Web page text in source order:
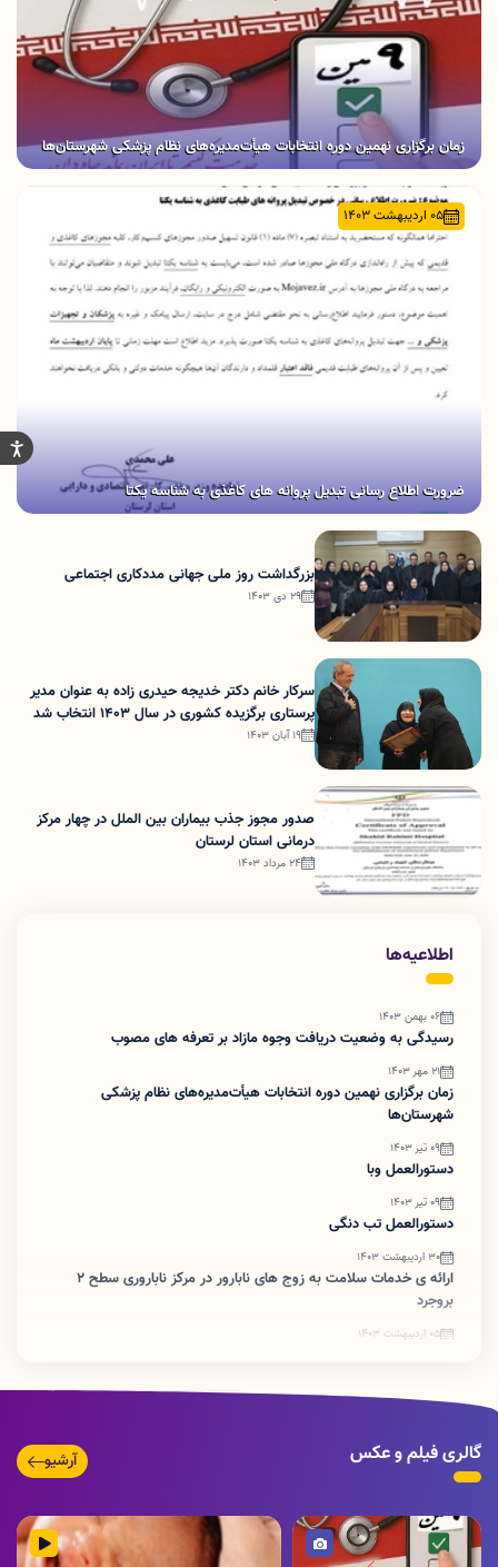
زمان برگزاری نهمین دوره انتخابات هیأت‌مدیره‌های نظام پزشکی شهرستان‌ها
05 اردیبهشت 1403
ضرورت اطلاع رسانی تبدیل پروانه های کاغذی به شناسه یکتا
بزرگداشت روز ملی جهانی مددکاری اجتماعی
29 دی 1403
سرکار خانم دکتر خدیجه حیدری زاده به عنوان مدیر
پرستاری برگزیده کشوری در سال 1403 انتخاب شد
19 آبان 1403
صدور مجوز جذب بیماران بین الملل در چهار مرکز
درمانی استان لرستان
24 مرداد 1403
اطلاعیه‌ها
06 بهمن 1403
رسیدگی به وضعیت دریافت وجوه مازاد بر تعرفه های مصوب
21 مهر 1403
زمان برگزاری نهمین دوره انتخابات هیأت‌مدیره‌های نظام پزشکی
شهرستان‌ها
09 تیر 1403
دستورالعمل وبا
09 تیر 1403
دستورالعمل تب دنگی
30 اردیبهشت 1403
ارائه ی خدمات سلامت به زوج های نابارور در مرکز ناباروری سطح ۲
بروجرد
05 اردیبهشت 1403
گالری فیلم و عکس آرشیو